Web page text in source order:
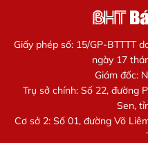
Giấy phép số: 15/GP-BTTTT
ngày 17
Giám đốc:
Trụ sở chính: Số 22, đường
Sen,
Cơ sở 2: Số 01, đường Võ